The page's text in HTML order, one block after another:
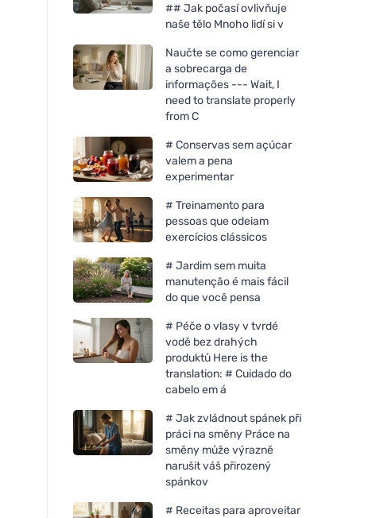
## Jak počasí ovlivňuje
naše tělo Mnoho lidí si v
Naučte se como gerenciar
a sobrecarga de
informações --- Wait, I
need to translate properly
from C
# Conservas sem açúcar
valem a pena
experimentar
# Treinamento para
pessoas que odeiam
exercícios clássicos
# Jardim sem muita
manutenção é mais fácil
do que você pensa
# Péče o vlasy v tvrdé
vodě bez drahých
produktů Here is the
translation: # Cuidado do
cabelo em á
# Jak zvládnout spánek při
práci na směny Práce na
směny může výrazně
narušit váš přirozený
spánkov
# Receitas para aproveitar